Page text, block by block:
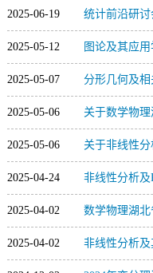
2025-06-19 统计前沿研讨
2025-05-12 图论及其应
2025-05-07 分形几何及
2025-05-06 关于数学物
2025-05-06 关于非线性
2025-04-24 非线性分析及
2025-04-02 数学物理湖
2025-04-02 非线性分析